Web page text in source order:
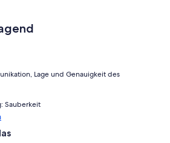
Lage und Genauigkeit des
Sauberkeit